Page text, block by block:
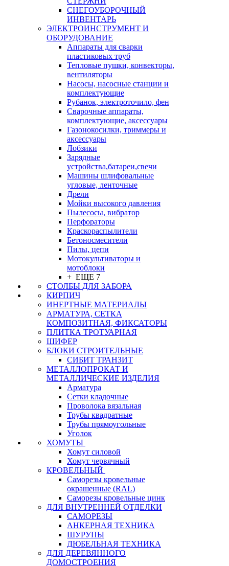
СНЕГОУБОРОЧНЫЙ
ИНВЕНТАРЬ
ЭЛЕКТРОИНСТРУМЕНТ И
ОБОРУДОВАНИЕ
Аппараты для сварки
пластиковых труб
Тепловые пушки, конвекторы,
вентиляторы
Насосы, насосные станции и
комплектующие
Рубанок, электроточило, фен
Сварочные аппараты,
комплектующие, аксессуары
Газонокосилки, триммеры и
аксессуары
Лобзики
Зарядные
устройства,батареи,свечи
Машины шлифовальные
угловые, ленточные
Дрели
Мойки высокого давления
Пылесосы, вибратор
Перфораторы
Краскораспылители
Бетоносмесители
Пилы, цепи
Мотокультиваторы и
мотоблоки
+ ЕЩЕ 7
СТОЛБЫ ДЛЯ ЗАБОРА
КИРПИЧ
ИНЕРТНЫЕ МАТЕРИАЛЫ
АРМАТУРА, СЕТКА
КОМПОЗИТНАЯ, ФИКСАТОРЫ
ПЛИТКА ТРОТУАРНАЯ
ШИФЕР
БЛОКИ СТРОИТЕЛЬНЫЕ
СИБИТ ТРАНЗИТ
МЕТАЛЛОПРОКАТ И
МЕТАЛЛИЧЕСКИЕ ИЗДЕЛИЯ
Арматура
Сетки кладочные
Проволока вязальная
Трубы квадратные
Трубы прямоугольные
Уголок
ХОМУТЫ
Хомут силовой
Хомут червячный
КРОВЕЛЬНЫЙ
Саморезы кровельные
окрашенные (RAL)
Саморезы кровельные цинк
ДЛЯ ВНУТРЕННЕЙ ОТДЕЛКИ
САМОРЕЗЫ
АНКЕРНАЯ ТЕХНИКА
ШУРУПЫ
ДЮБЕЛЬНАЯ ТЕХНИКА
ДЛЯ ДЕРЕВЯННОГО
ДОМОСТРОЕНИЯ